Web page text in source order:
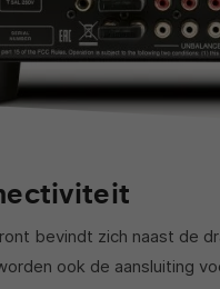
bevindt zich naast de
ook de aansluiting